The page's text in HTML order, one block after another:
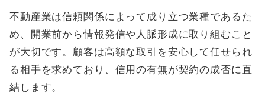
不動産業は信頼関係によって成り立つ業種であるた
め、開業前から情報発信や人脈形成に取り組むこと
が大切です。顧客は高額な取引を安心して任せられ
る相手を求めており、信用の有無が契約の成否に直
結します。